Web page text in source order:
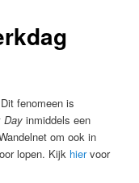
fenomeen is
Day inmiddels een
om ook in
lopen. Kijk hiervoor